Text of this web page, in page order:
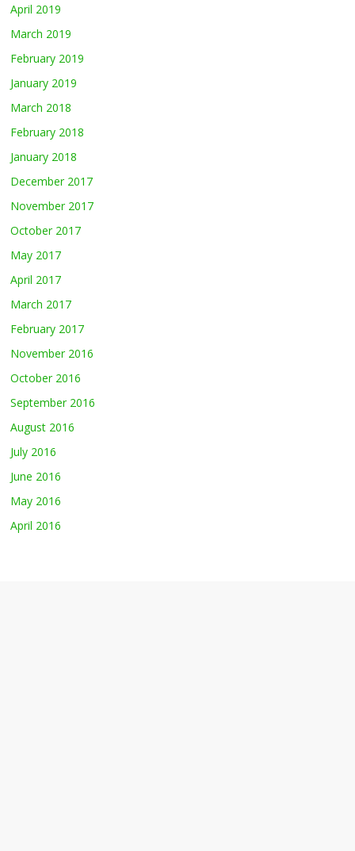
April 2019
March 2019
February 2019
January 2019
March 2018
February 2018
January 2018
December 2017
November 2017
October 2017
May 2017
April 2017
March 2017
February 2017
November 2016
October 2016
September 2016
August 2016
July 2016
June 2016
May 2016
April 2016